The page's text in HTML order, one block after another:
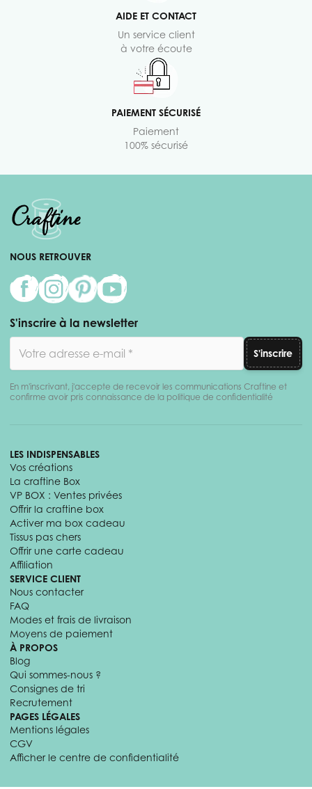
AIDE ET CONTACT
Un service client
à votre écoute
PAIEMENT SÉCURISÉ
Paiement
100% sécurisé
NOUS RETROUVER
S'inscrire à la newsletter
S'inscrire
En m'inscrivant, j'accepte de recevoir les communications Craftine et
confirme avoir pris connaissance de la politique de confidentialité
LES INDISPENSABLES
Vos créations
La craftine Box
VP BOX : Ventes privées
Offrir la craftine box
Activer ma box cadeau
Tissus pas chers
Offrir une carte cadeau
Affiliation
SERVICE CLIENT
Nous contacter
FAQ
Modes et frais de livraison
Moyens de paiement
À PROPOS
Blog
Qui sommes-nous ?
Consignes de tri
Recrutement
PAGES LÉGALES
Mentions légales
CGV
Afficher le centre de confidentialité